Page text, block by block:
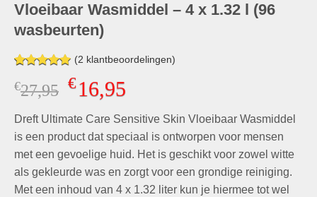
Vloeibaar Wasmiddel – 4 x 1.32 l (96
wasbeurten)
Gewaardeerd
5.00op 5
gebaseerd
waarderingen
(2 klantbeoordelingen)
€27,95 Oorspronkelijke
was:
€27,95.
€16,95Huidige
is:
€16,95.
Dreft Ultimate Care Sensitive Skin Vloeibaar Wasmiddel
is een product dat speciaal is ontworpen voor mensen
met een gevoelige huid. Het is geschikt voor zowel witte
als gekleurde was en zorgt voor een grondige reiniging.
Met een inhoud van 4 x 1.32 liter kun je hiermee tot wel